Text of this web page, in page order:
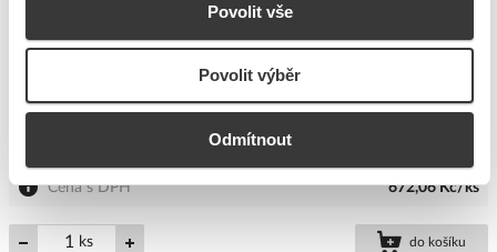
Povolit vše
Povolit výběr
Odmítnout
EAN
4016705117345
05101734
PROTEC.CLASS
Cena s DPH 672,06 Kč/ks
ks do košíku